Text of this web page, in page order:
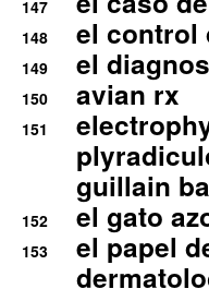
147
148 el control
149 el
150 avian rx
151
guillain
152 el gato
153
el papel